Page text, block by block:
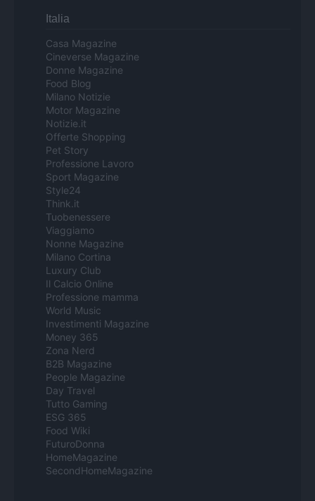
Italia
Casa Magazine
Cineverse Magazine
Donne Magazine
Food Blog
Milano Notizie
Motor Magazine
Notizie.it
Offerte Shopping
Pet Story
Professione Lavoro
Sport Magazine
Style24
Think.it
Tuobenessere
Viaggiamo
Nonne Magazine
Milano Cortina
Luxury Club
Il Calcio Online
Professione mamma
World Music
Investimenti Magazine
Money 365
Zona Nerd
B2B Magazine
People Magazine
Day Travel
Tutto Gaming
ESG 365
Food Wiki
FuturoDonna
HomeMagazine
SecondHomeMagazine